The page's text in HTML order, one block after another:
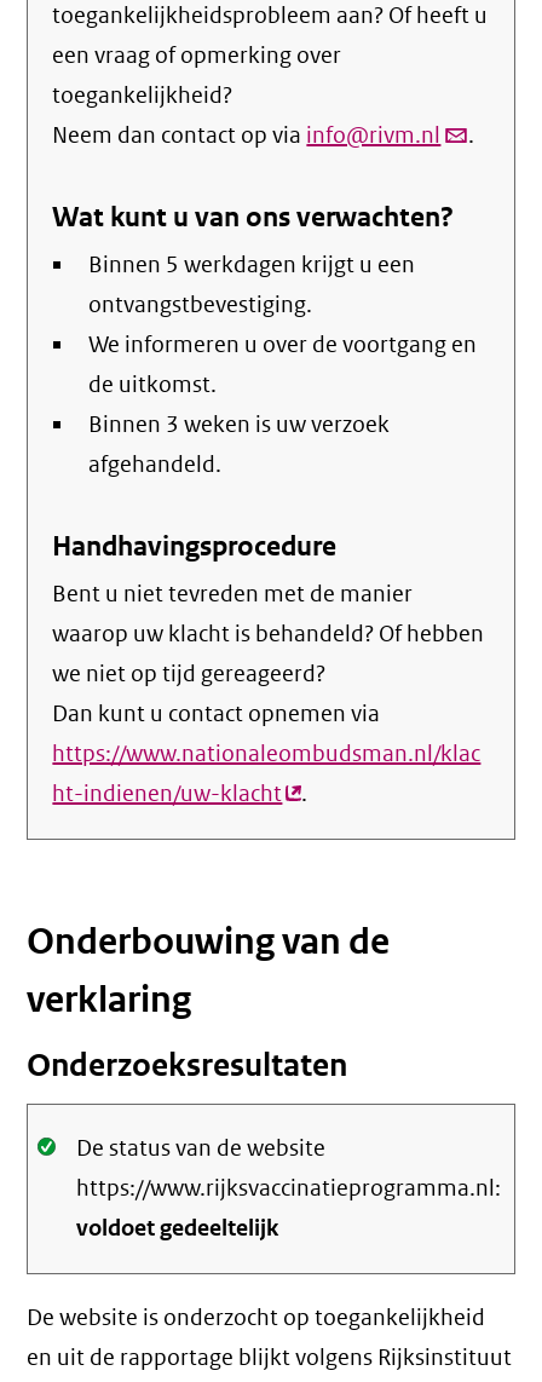
toegankelijkheidsprobleem aan? Of heeft u
een vraag of opmerking over
toegankelijkheid?
Neem dan contact op via info@rivm.nl (link
email)
.
Wat kunt u van ons verwachten?
Binnen 5 werkdagen krijgt u een
ontvangstbevestiging.
We informeren u over de voortgang en
de uitkomst.
Binnen 3 weken is uw verzoek
afgehandeld.
Handhavingsprocedure
Bent u niet tevreden met de manier
waarop uw klacht is behandeld? Of hebben
we niet op tijd gereageerd?
Dan kunt u contact opnemen via
https://www.nationaleombudsman.nl/klac
ht-indienen/uw-klacht(externe
link)
.
Onderbouwing van de
verklaring
Onderzoeksresultaten
Oké.
De status van de website
https://www.rijksvaccinatieprogramma.nl:
voldoet gedeeltelijk
De website is onderzocht op toegankelijkheid
en uit de rapportage blijkt volgens Rijksinstituut